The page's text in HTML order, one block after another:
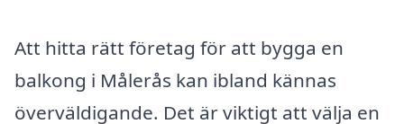
Att hitta rätt företag för att bygga en
balkong i Målerås kan ibland kännas
överväldigande. Det är viktigt att välja en